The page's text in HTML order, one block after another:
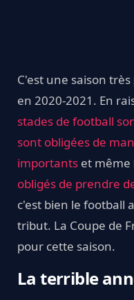
C'est une saison
en 2020-2021. En
stades de football
sont obligées de
importants et même
obligés de prendre
c'est bien le football
tribut. La Coupe de
pour cette saison.
La terrible